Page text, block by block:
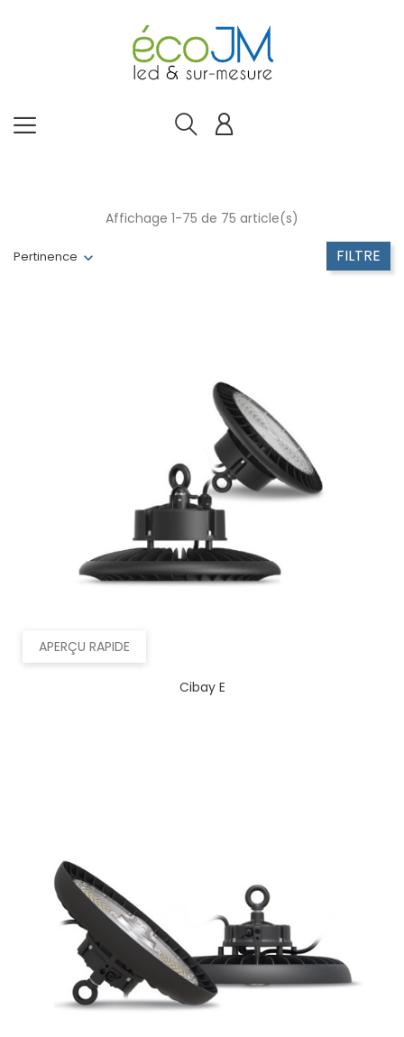
Pertinence FILTRE
Affichage 1-75 de 75 article(s)
APERÇU RAPIDE
Cibay E